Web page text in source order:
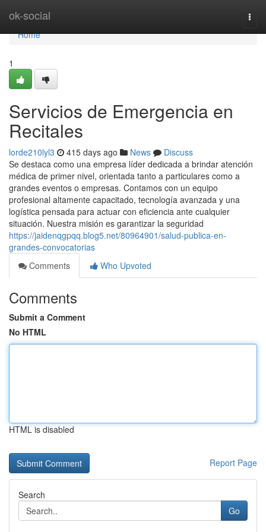
ok-social
Home
Home
1
Servicios de Emergencia en
Recitales
lorde210lyl3 415 days ago News
Discuss
Se destaca como una empresa líder dedicada a brindar atención
médica de primer nivel, orientada tanto a particulares como a
grandes eventos o empresas. Contamos con un equipo
profesional altamente capacitado, tecnología avanzada y una
logística pensada para actuar con eficiencia ante cualquier
situación. Nuestra misión es garantizar la seguridad
https://jaidenqgpqq.blog5.net/80964901/salud-publica-en-
grandes-convocatorias
Comments
Who Upvoted
Comments
Submit a Comment
No HTML
HTML is disabled
Report Page
Search
Go